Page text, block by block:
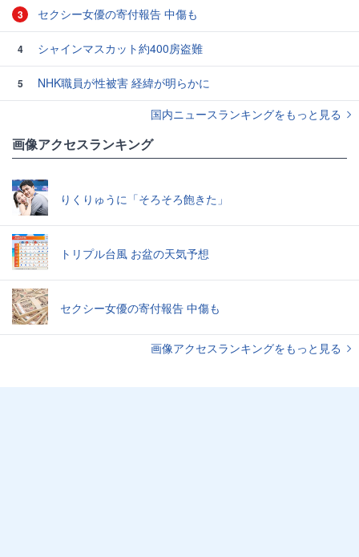
3 セクシー女優の寄付報告 中傷も
4 シャインマスカット約400房盗難
5
NHK職員が性被害 経緯が明らかに
国内ニュースランキングをもっと見る
画像アクセスランキング
りくりゅうに「そろそろ飽きた」
トリプル台風 お盆の天気予想
セクシー女優の寄付報告 中傷も
画像アクセスランキングをもっと見る